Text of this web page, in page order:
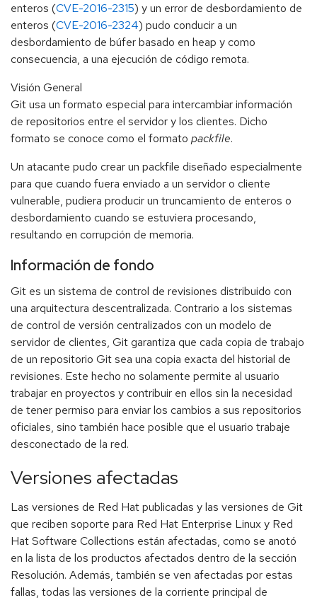
enteros (CVE-2016-2315) y un error de desbordamiento de
enteros (CVE-2016-2324) pudo conducir a un
desbordamiento de búfer basado en heap y como
consecuencia, a una ejecución de código remota.
Visión General
Git usa un formato especial para intercambiar información
de repositorios entre el servidor y los clientes. Dicho
formato se conoce como el formato packfile.
Un atacante pudo crear un packfile diseñado especialmente
para que cuando fuera enviado a un servidor o cliente
vulnerable, pudiera producir un truncamiento de enteros o
desbordamiento cuando se estuviera procesando,
resultando en corrupción de memoria.
Información de fondo
Git es un sistema de control de revisiones distribuido con
una arquitectura descentralizada. Contrario a los sistemas
de control de versión centralizados con un modelo de
servidor de clientes, Git garantiza que cada copia de trabajo
de un repositorio Git sea una copia exacta del historial de
revisiones. Este hecho no solamente permite al usuario
trabajar en proyectos y contribuir en ellos sin la necesidad
de tener permiso para enviar los cambios a sus repositorios
oficiales, sino también hace posible que el usuario trabaje
desconectado de la red.
Versiones afectadas
Las versiones de Red Hat publicadas y las versiones de Git
que reciben soporte para Red Hat Enterprise Linux y Red
Hat Software Collections están afectadas, como se anotó
en la lista de los productos afectados dentro de la sección
Resolución. Además, también se ven afectadas por estas
fallas, todas las versiones de la corriente principal de